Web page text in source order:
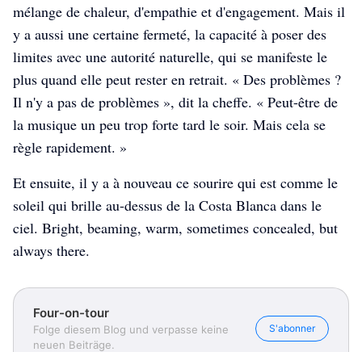
mélange de chaleur, d'empathie et d'engagement. Mais il
y a aussi une certaine fermeté, la capacité à poser des
limites avec une autorité naturelle, qui se manifeste le
plus quand elle peut rester en retrait. « Des problèmes ?
Il n'y a pas de problèmes », dit la cheffe. « Peut-être de
la musique un peu trop forte tard le soir. Mais cela se
règle rapidement. »
Et ensuite, il y a à nouveau ce sourire qui est comme le
soleil qui brille au-dessus de la Costa Blanca dans le
ciel. Bright, beaming, warm, sometimes concealed, but
always there.
Four-on-tour
Folge diesem Blog und verpasse keine
neuen Beiträge.
S'abonner